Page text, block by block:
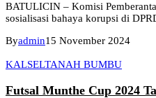
BATULICIN – Komisi
sosialisasi bahaya korupsi di
Byadmin15 November 2024
KALSELTANAH BUMBU
Futsal Munthe Cup 2024